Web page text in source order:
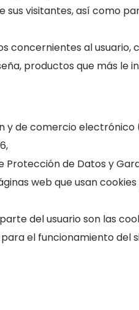
visitantes, así como
concernientes al usuario,
productos que más le
y de comercio electrónico
Protección de Datos y
web que usan
del usuario son las
el funcionamiento del